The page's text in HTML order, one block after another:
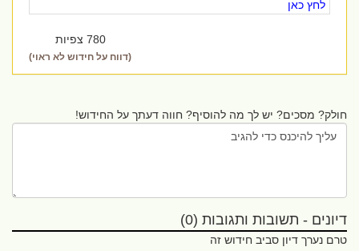
לחץ כאן
780 צפיות
(דווח על חידוש לא ראוי)
חולק? מסכים? יש לך מה להוסיף? חווה דעתך על החידוש!
דיונים - תשובות ותגובות (0)
טרם נערך דיון סביב חידוש זה